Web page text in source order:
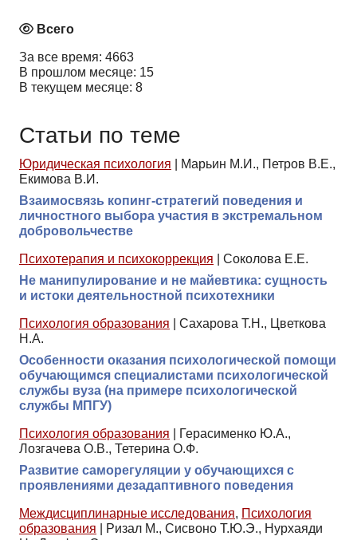
Всего
За все время: 4663
В прошлом месяце: 15
В текущем месяце: 8
Статьи по теме
Юридическая психология
Марьин М.И., Петров В.Е.,
Екимова В.И.
Взаимосвязь копинг-стратегий поведения и
личностного выбора участия в экстремальном
добровольчестве
Психотерапия и психокоррекция
Соколова Е.Е.
Не манипулирование и не майевтика: сущность
и истоки деятельностной психотехники
Психология образования
Сахарова Т.Н., Цветкова
Н.А.
Особенности оказания психологической помощи
обучающимся специалистами психологической
службы вуза (на примере психологической
службы МПГУ)
Психология образования
Герасименко Ю.А.,
Лозгачева О.В., Тетерина О.Ф.
Развитие саморегуляции у обучающихся с
проявлениями дезадаптивного поведения
Междисциплинарные исследования, Психология
образования
Ризал М., Сисвоно Т.Ю.Э., Нурхаяди